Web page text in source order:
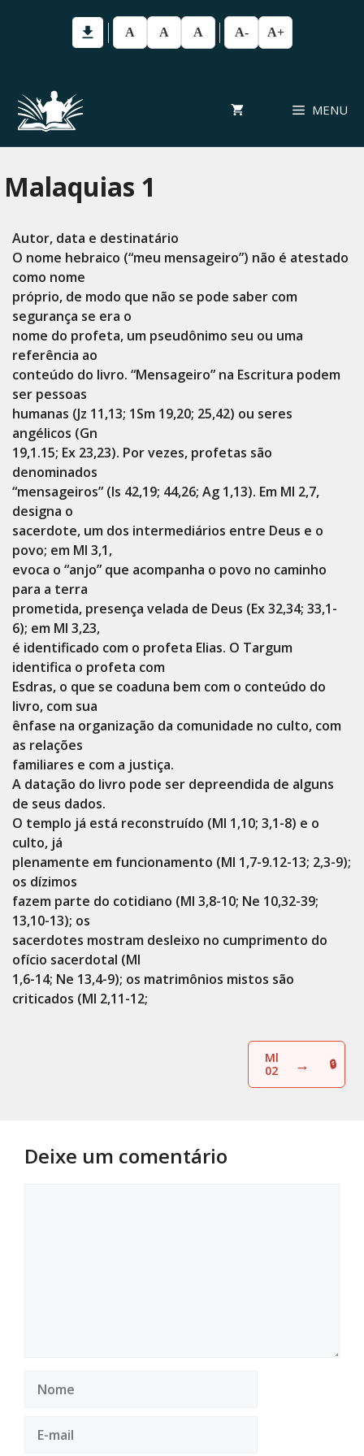
A A A A- A+
MENU
Malaquias 1
Autor, data e destinatário
O nome hebraico (“meu mensageiro”) não é atestado
como nome
próprio, de modo que não se pode saber com
segurança se era o
nome do profeta, um pseudônimo seu ou uma
referência ao
conteúdo do livro. “Mensageiro” na Escritura podem
ser pessoas
humanas (Jz 11,13; 1Sm 19,20; 25,42) ou seres
angélicos (Gn
19,1.15; Ex 23,23). Por vezes, profetas são
denominados
“mensageiros” (Is 42,19; 44,26; Ag 1,13). Em Ml 2,7,
designa o
sacerdote, um dos intermediários entre Deus e o
povo; em Ml 3,1,
evoca o “anjo” que acompanha o povo no caminho
para a terra
prometida, presença velada de Deus (Ex 32,34; 33,1-
6); em Ml 3,23,
é identificado com o profeta Elias. O Targum
identifica o profeta com
Esdras, o que se coaduna bem com o conteúdo do
livro, com sua
ênfase na organização da comunidade no culto, com
as relações
familiares e com a justiça.
A datação do livro pode ser depreendida de alguns
de seus dados.
O templo já está reconstruído (Ml 1,10; 3,1-8) e o
culto, já
plenamente em funcionamento (Ml 1,7-9.12-13; 2,3-9);
os dízimos
fazem parte do cotidiano (Ml 3,8-10; Ne 10,32-39;
13,10-13); os
sacerdotes mostram desleixo no cumprimento do
ofício sacerdotal (Ml
1,6-14; Ne 13,4-9); os matrimônios mistos são
criticados (Ml 2,11-12;
Ml
02
→
Deixe um comentário
mail